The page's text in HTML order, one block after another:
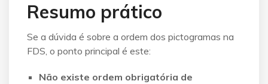
Resumo prático
Se a dúvida é sobre a ordem dos pictogramas na
FDS, o ponto principal é este:
Não existe ordem obrigatória de